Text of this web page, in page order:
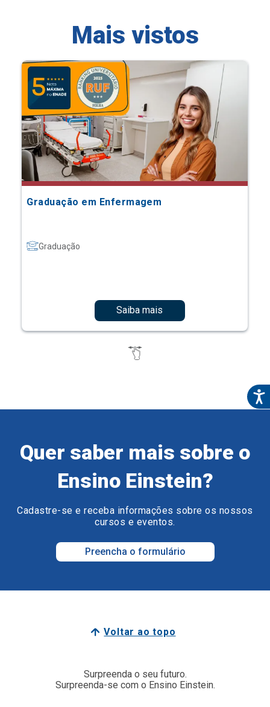
Mais vistos
Graduação em Enfermagem
Graduação
Saiba mais
Quer saber mais sobre o
Ensino Einstein?
Cadastre-se e receba informações sobre os nossos
cursos e eventos.
Preencha o formulário
Voltar ao topo
Surpreenda o seu futuro.
Surpreenda-se com o Ensino Einstein.